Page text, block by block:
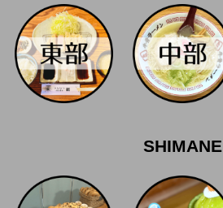
SHIMANE